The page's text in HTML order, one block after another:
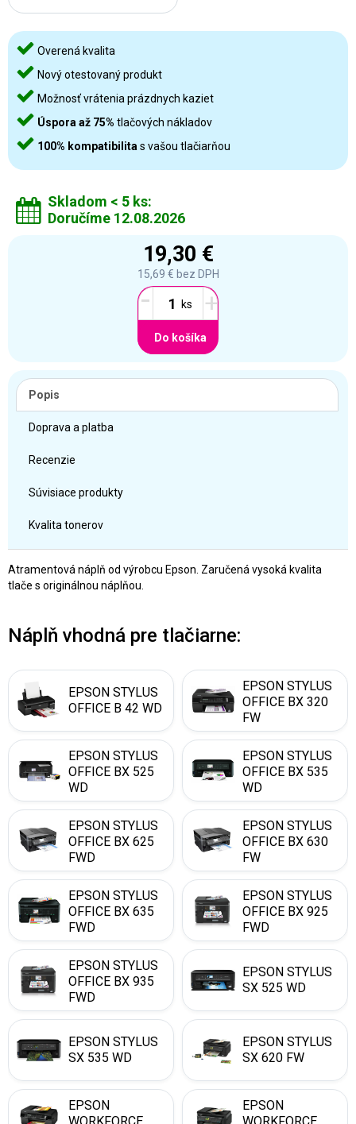
Overená kvalita
Nový otestovaný produkt
Možnosť vrátenia prázdnych kaziet
Úspora až 75% tlačových nákladov
100% kompatibilita s vašou tlačiarňou
Skladom < 5 ks:
Doručíme 12.08.2026
19,30 €
15,69 € bez DPH
- +
Do košíka
Popis
Doprava a platba
Recenzie
Súvisiace produkty
Kvalita tonerov
Atramentová náplň od výrobcu Epson. Zaručená vysoká kvalita
tlače s originálnou náplňou.
Náplň vhodná pre tlačiarne:
EPSON STYLUS
OFFICE B 42 WD
EPSON STYLUS
OFFICE BX 320
FW
EPSON STYLUS
OFFICE BX 525
WD
EPSON STYLUS
OFFICE BX 535
WD
EPSON STYLUS
OFFICE BX 625
FWD
EPSON STYLUS
OFFICE BX 630
FW
EPSON STYLUS
OFFICE BX 635
FWD
EPSON STYLUS
OFFICE BX 925
FWD
EPSON STYLUS
OFFICE BX 935
FWD
EPSON STYLUS
SX 525 WD
EPSON STYLUS
SX 535 WD
EPSON STYLUS
SX 620 FW
EPSON
EPSON